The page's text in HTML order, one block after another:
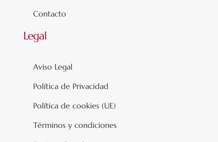
Contacto
Legal
Aviso Legal
Política de Privacidad
Política de cookies (UE)
Términos y condiciones